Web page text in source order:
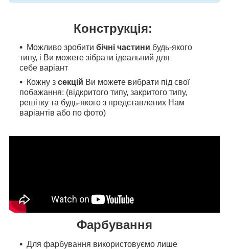
Конструкція:
Можливо зробити бічні частини будь-якого
типу, і Ви можете зібрати ідеальний для
себе варіант
Кожну з секцій Ви можете вибрати під свої
побажання: (відкритого типу, закритого типу,
решітку та будь-якого з представлених Нам
варіантів або по фото)
Фарбування
Для фарбування використовуємо лише